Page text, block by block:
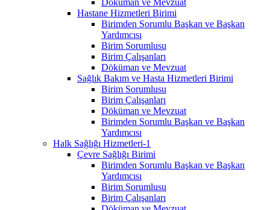
Hastane Hizmetleri Birimi
Birimden Sorumlu Başkan ve Başkan
Yardımcısı
Birim Sorumlusu
Birim Çalışanları
Döküman ve Mevzuat
Sağlık Bakım ve Hasta Hizmetleri Birimi
Birim Sorumlusu
Birim Çalışanları
Döküman ve Mevzuat
Birimden Sorumlu Başkan ve Başkan
Yardımcısı
Halk Sağlığı Hizmetleri-1
Çevre Sağlığı Birimi
Birimden Sorumlu Başkan ve Başkan
Yardımcısı
Birim Sorumlusu
Birim Çalışanları